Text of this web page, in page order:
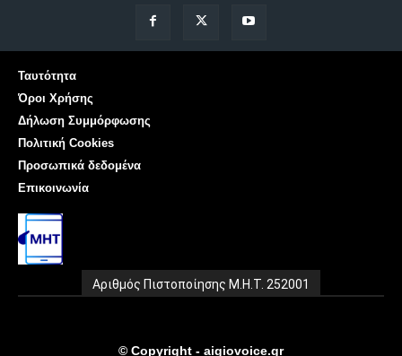
Ταυτότητα
Όροι Χρήσης
Δήλωση Συμμόρφωσης
Πολιτική Cookies
Προσωπικά δεδομένα
Επικοινωνία
Αριθμός Πιστοποίησης Μ.Η.Τ. 252001
© Copyright - aigiovoice.gr